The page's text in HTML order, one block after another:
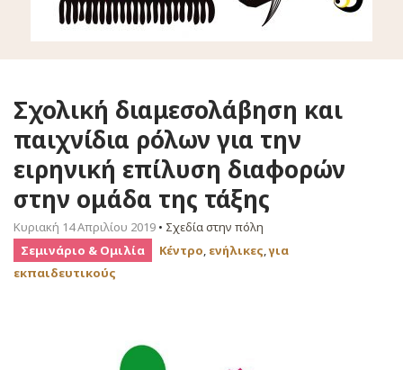
Σχολική διαμεσολάβηση και
παιχνίδια ρόλων για την
ειρηνική επίλυση διαφορών
στην ομάδα της τάξης
Κυριακή 14 Απριλίου 2019 • Σχεδία στην πόλη
Σεμινάριο & Ομιλία
Κέντρο, ενήλικες,για
εκπαιδευτικούς